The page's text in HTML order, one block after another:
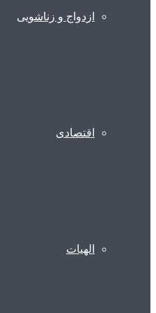
ازدواج و زناشویی
اقتصادی
الهیات